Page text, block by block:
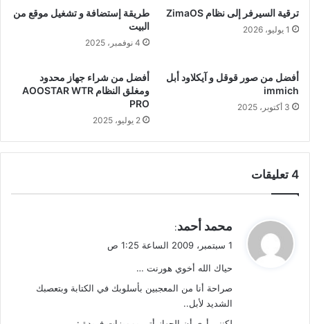
ترقية السيرفر إلى نظام ZimaOS
1 يوليو، 2026
طريقة إستضافة و تشغيل موقع من
البيت
4 نوفمبر، 2025
أفضل من صور قوقل و آيكلاود أبل
immich
3 أكتوبر، 2025
أفضل من شراء جهاز محدود
ومغلق النظام AOOSTAR WTR
PRO
2 يوليو، 2025
‫4 تعليقات
ل
محمد أحمد:
1 سبتمبر، 2009 الساعة 1:25 ص
حياك الله أخوي هورنت …
صراحة أنا من المعجبين بأسلوبك في الكتابة وبتعصبك
الشديد لأبل..